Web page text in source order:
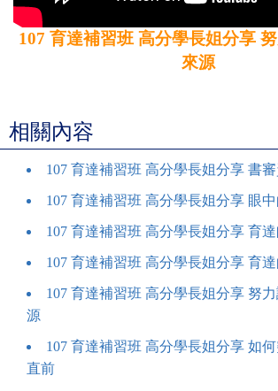
107 育達補習班 高分學長姐分享
來源
相關內容
107 育達補習班 高分學長姐分享 書
107 育達補習班 高分學長姐分享 眼
107 育達補習班 高分學長姐分享 育
107 育達補習班 高分學長姐分享 育
107 育達補習班 高分學長姐分享 努
源
107 育達補習班 高分學長姐分享 如
直前